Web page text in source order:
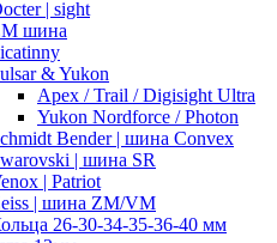
| sight
шина
& Yukon
Apex / Trail / Digisight Ultra
Yukon Nordforce / Photon
Bender | шина Convex
| шина SR
| Patriot
| шина ZM/VM
26-30-34-35-36-40 мм